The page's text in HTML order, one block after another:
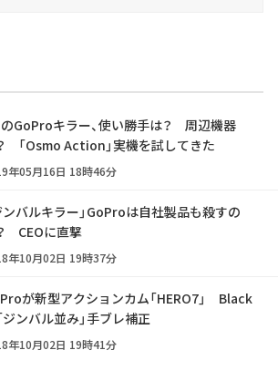
GoProキラー、使い勝手は？ 周辺機器
「Osmo Action」実機を試してきた
年05月16日 18時46分
ンバルキラー」GoProは自社製品も殺すの
CEOに直撃
年10月02日 19時37分
が新型アクションカム「HERO7」 Black
ジンバル並み」手ブレ補正
年10月02日 19時41分